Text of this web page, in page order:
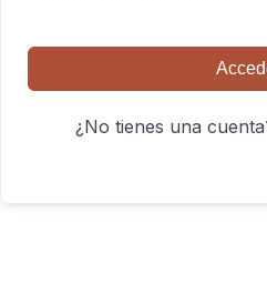
¿No tienes una